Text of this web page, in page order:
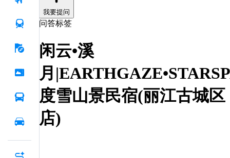
我要提问
问答标签
闲云•溪
月
度雪山景民宿(丽江古城区
店)